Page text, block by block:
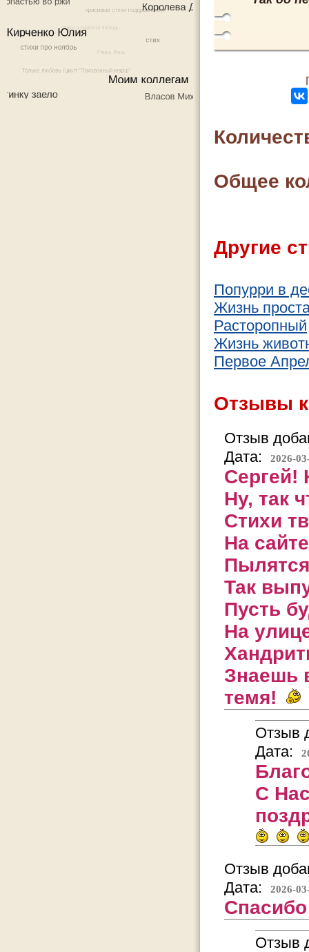
Общее
Другие
Попурри в
Жизнь
Расторопный
Жизнь
Первое
Отзывы
Отзыв
Дата:
2026-
Сергей!
Ну, так
Стихи
На
Так
Пусть
На
Знаешь
темя!
Отзыв
Дата:
С
Отзыв
Дата:
2026-
Отзыв